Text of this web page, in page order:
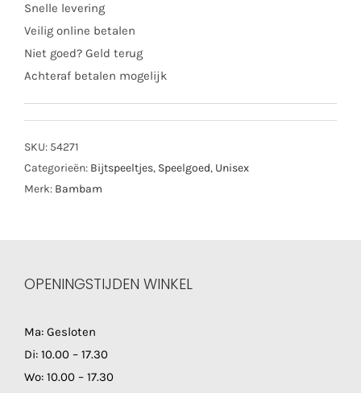
Snelle levering
Veilig online betalen
Niet goed? Geld terug
Achteraf betalen mogelijk
SKU: 54271
Categorieën: Bijtspeeltjes, Speelgoed, Unisex
Merk: Bambam
OPENINGSTIJDEN WINKEL
Ma: Gesloten
Di: 10.00 – 17.30
Wo: 10.00 – 17.30